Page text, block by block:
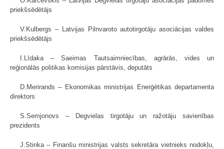
priekšsēdētājs
V.Kulbergs – Latvijas Pilnvaroto autotirgotāju asociācijas valdes
priekšsēdētājs
I.Līdaka – Saeimas Tautsaimniecības, agrārās, vides un
reģionālās politikas komisijas pārstāvis, deputāts
D.Merirands – Ekonomikas ministrijas Enerģētikas departamenta
direktors
S.Semjonovs – Degvielas tirgotāju un ražotāju savienības
prezidents
J.Stinka – Finanšu ministrijas valsts sekretāra vietnieks nodokļu,